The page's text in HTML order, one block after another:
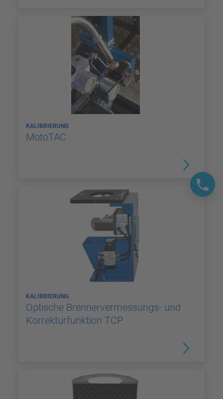
KALIBRIERUNG
MotoTAC
KALIBRIERUNG
Optische Brennervermessungs- und
Korrekturfunktion TCP